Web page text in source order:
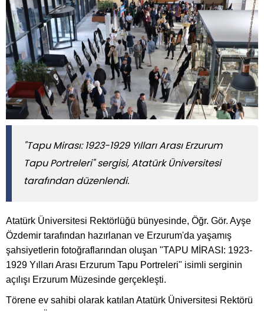
"Tapu Mirası: 1923-1929 Yılları Arası Erzurum
Tapu Portreleri" sergisi, Atatürk Üniversitesi
tarafından düzenlendi.
Atatürk Üniversitesi Rektörlüğü bünyesinde, Öğr. Gör. Ayşe
Özdemir tarafından hazırlanan ve Erzurum'da yaşamış
şahsiyetlerin fotoğraflarından oluşan "TAPU MİRASI: 1923-
1929 Yılları Arası Erzurum Tapu Portreleri" isimli serginin
açılışı Erzurum Müzesinde gerçekleşti.
Törene ev sahibi olarak katılan Atatürk Üniversitesi Rektörü